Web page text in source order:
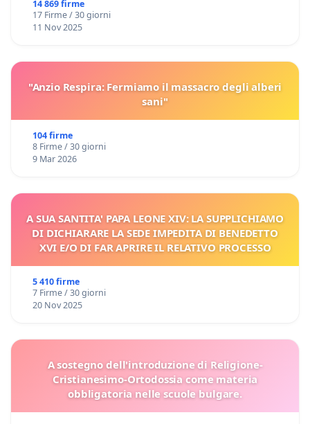
14 869 firme
17 Firme / 30 giorni
11 Nov 2025
"Anzio Respira: Fermiamo il massacro degli alberi
sani"
104 firme
8 Firme / 30 giorni
9 Mar 2026
A SUA SANTITA' PAPA LEONE XIV: LA SUPPLICHIAMO
DI DICHIARARE LA SEDE IMPEDITA DI BENEDETTO
XVI E/O DI FAR APRIRE IL RELATIVO PROCESSO
5 410 firme
7 Firme / 30 giorni
20 Nov 2025
A sostegno dell'introduzione di Religione-
Cristianesimo-Ortodossia come materia
obbligatoria nelle scuole bulgare.